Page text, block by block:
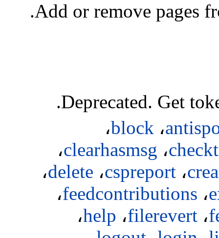
Add or remove pages
Deprecated. Get
، block،
، clearhasmsg،
، cspreport، delete،
، feedcontributions،
، filerevert، help،